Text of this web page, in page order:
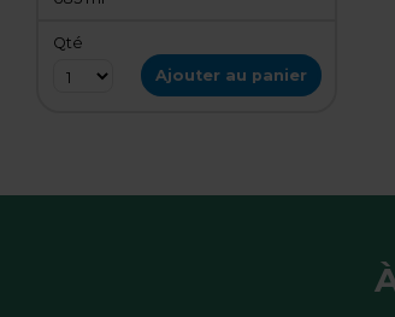
Qté
Ajouter au panier